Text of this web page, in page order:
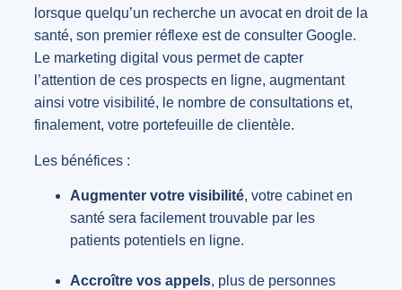
lorsque quelqu’un recherche un avocat en droit de la
santé, son premier réflexe est de consulter Google.
Le marketing digital vous permet de capter
l’attention de ces prospects en ligne, augmentant
ainsi votre visibilité, le nombre de consultations et,
finalement, votre portefeuille de clientèle.
Les bénéfices :
Augmenter votre visibilité, votre cabinet en
santé sera facilement trouvable par les
patients potentiels en ligne.
Accroître vos appels, plus de personnes